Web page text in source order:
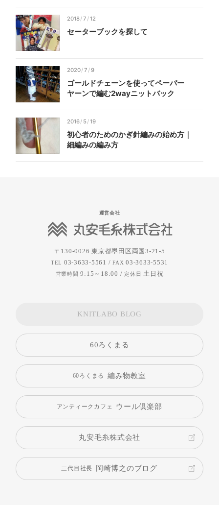
2018/7 /12
セーターブックを探して
2020/7 /9
ゴールドチェーンを使ってペーパー
ヤーンで編む2wayニットバック
2016/ 5/19
初心者のためのかぎ針編みの始め方｜
細編みの編み方
運営会社
〒130-0026 東京都墨田区両国3-21-5
TEL 03-3633-5561 /FAX 03-3633-5531
営業時間 9:15～18:00 / 定休日 土日祝
KNITLABO BLOG
60ろくまる
60ろくまる 編み物教室
アンティークカフェ ウール倶楽部
丸安毛糸株式会社
三代目社長 岡崎博之のブログ